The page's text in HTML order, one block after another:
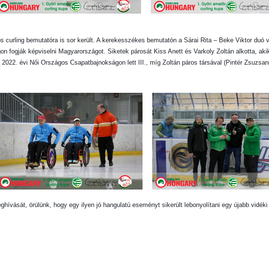
curling bemutatóra is sor került. A kerekesszékes bemutatón a Sárai Rita – Beke Viktor duó
fogják képviselni Magyarországot. Siketek párosát Kiss Anett és Varkoly Zoltán alkotta,
évi Női Országos Csapatbajnokságon lett III., míg Zoltán páros társával (Pintér
örülünk, hogy egy ilyen jó hangulatú eseményt sikerült lebonyolítani egy újabb